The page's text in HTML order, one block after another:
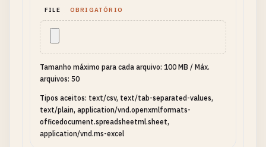
FILE OBRIGATÓRIO
Tamanho máximo para cada arquivo: 100 MB / Máx.
arquivos: 50
Tipos aceitos: text/csv, text/tab-separated-values,
text/plain, application/vnd.openxmlformats-
officedocument.spreadsheetml.sheet,
application/vnd.ms-excel